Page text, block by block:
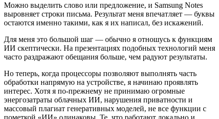
Можно выделить слово или предложение, и Samsung Notes
выровняет строки письма. Результат меня впечатляет — буквы
остаются именно такими, как я их написал, без искажений.
Для меня это большой шаг — обычно я отношусь к функциям
ИИ скептически. На презентациях подобных технологий меня
часто раздражают обещания больше, чем радуют результаты.
Но теперь, когда процессоры позволяют выполнять часть
обработки напрямую на устройстве, я начинаю проявлять
интерес. Хотя я по-прежнему не принимаю огромные
энергозатраты облачных ИИ, нарушения приватности и
массовый плагиат генеративных моделей, не все функции с
пометкой «ИИ» одинаковы. Те, что работают локально и